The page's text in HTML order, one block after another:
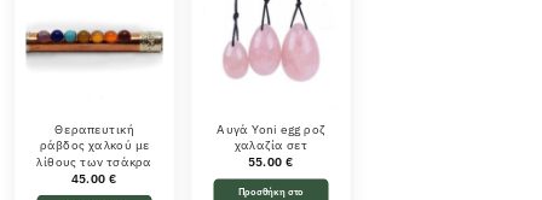
Θεραπευτική
ράβδος χαλκού με
λίθους των τσάκρα
45.00€
Αυγά Yoni egg ροζ
χαλαζία σετ
55.00€
Προσθήκη στο